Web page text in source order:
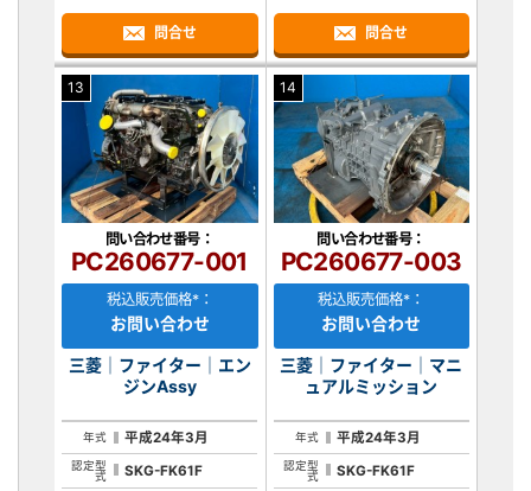
問合せ 問合せ
13
問い合わせ番号：
PC260677-001
税込販売価格*：
お問い合わせ
三菱｜ファイター｜エン
ジンAssy
年式 平成24年3月
認定型
式
SKG-FK61F
14
問い合わせ番号：
PC260677-003
税込販売価格*：
お問い合わせ
三菱｜ファイター｜マニ
ュアルミッション
年式 平成24年3月
認定型
式
SKG-FK61F